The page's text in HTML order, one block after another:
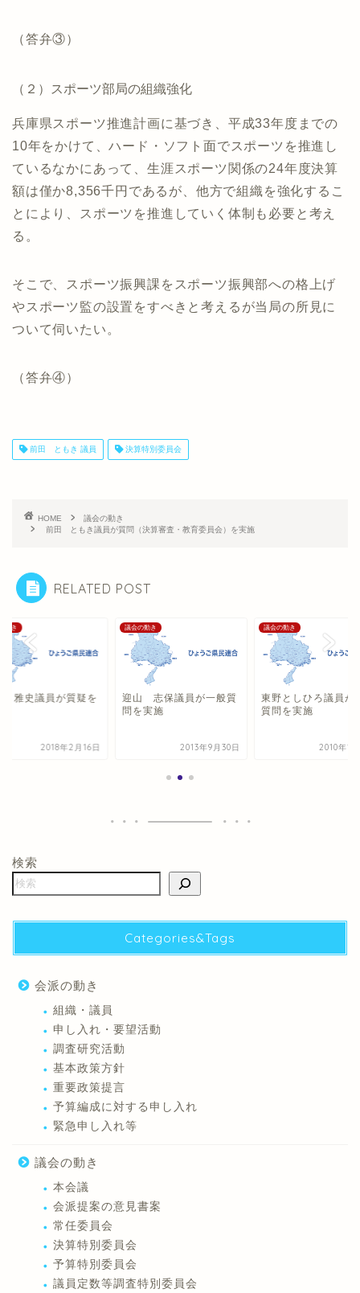
（答弁③）
（２）スポーツ部局の組織強化
兵庫県スポーツ推進計画に基づき、平成33年度までの
10年をかけて、ハード・ソフト面でスポーツを推進し
ているなかにあって、生涯スポーツ関係の24年度決算
額は僅か8,356千円であるが、他方で組織を強化するこ
とにより、スポーツを推進していく体制も必要と考え
る。
そこで、スポーツ振興課をスポーツ振興部への格上げ
やスポーツ監の設置をすべきと考えるが当局の所見に
ついて伺いたい。
（答弁④）
前田 ともき 議員 決算特別委員会
HOME
議会の動き
前田 ともき議員が質問（決算審査・教育委員会）を実施
RELATED POST
動き
雅史議員が質疑を
2018年2月16日
議会の動き
迎山 志保議員が一般質
問を実施
2013年9月30日
議会の動き
東野としひろ議員が
質問を実施
2010年12
検索
Categories&Tags
会派の動き
組織・議員
申し入れ・要望活動
調査研究活動
基本政策方針
重要政策提言
予算編成に対する申し入れ
緊急申し入れ等
議会の動き
本会議
会派提案の意見書案
常任委員会
決算特別委員会
予算特別委員会
議員定数等調査特別委員会